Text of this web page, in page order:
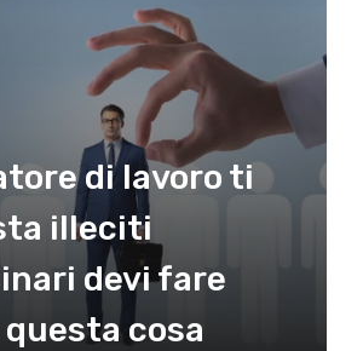
di lavoro ti
illeciti
devi fare
cosa